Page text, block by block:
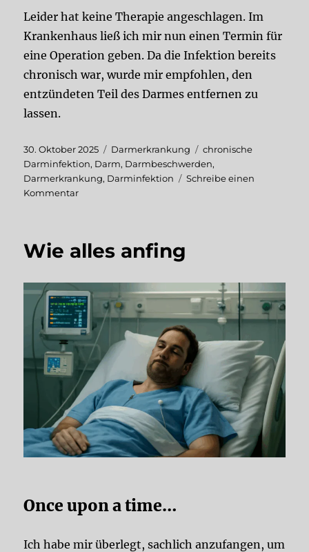
Leider hat keine Therapie angeschlagen. Im
Krankenhaus ließ ich mir nun einen Termin für
eine Operation geben. Da die Infektion bereits
chronisch war, wurde mir empfohlen, den
entzündeten Teil des Darmes entfernen zu
lassen.
Veröffentlicht
am
30. Oktober 2025 Kategorien
Darmerkrankung Schlagwörter
chronische
Darminfektion, Darm, Darmbeschwerden,
Darmerkrankung, Darminfektion
Schreibe einen
Kommentarzu
Wie alles anfing
Once upon a time…
Ich habe mir überlegt, sachlich anzufangen, um